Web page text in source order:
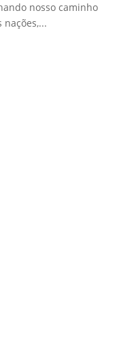
nosso caminho